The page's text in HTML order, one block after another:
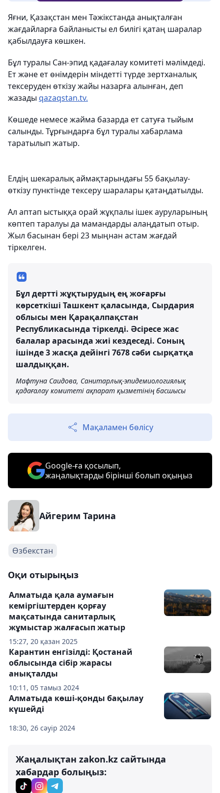
Яғни, Қазақстан мен Тәжікстанда анықталған
жағдайларға байланысты ел билігі қатаң шаралар
қабылдауға көшкен.
Бұл туралы Сан-эпид қадағалау комитеті мәлімдеді.
Ет және ет өнімдерін міндетті түрде зертханалық
тексеруден өткізу жайы назарға алынған, деп
жазады qazaqstan.tv.
Көшеде немесе жайма базарда ет сатуға тыйым
салынды. Тұрғындарға бұл туралы хабарлама
таратылып жатыр.
Елдің шекаралық аймақтарындағы 55 бақылау-
өткізу пунктінде тексеру шаралары қатаңдатылды.
Ал аптап ыстыққа орай жұқпалы ішек ауруларының
көптеп таралуы да мамандарды алаңдатып отыр.
Жыл басынан бері 23 мыңнан астам жағдай
тіркелген.
Бұл дертті жұқтырудың ең жоғарғы
көрсеткіші Ташкент қаласында, Сырдария
облысы мен Қарақалпақстан
Республикасында тіркелді. Әсіресе жас
балалар арасында жиі кездеседі. Соның
ішінде 3 жасқа дейінгі 7678 сәби сырқатқа
шалдыққан.
Мафтуна Саидова, Санитарлық-эпидемиологиялық
қадағалау комитеті ақпарат қызметінің басшысы
Мақаламен бөлісу
Google-ға қосылып,
жаңалықтарды бірінші болып оқыңыз
Айгерим Тарина
Өзбекстан
Оқи отырыңыз
15:27, 20 қазан 2025
Алматыда қала аумағын
кеміргіштерден қорғау
мақсатында санитарлық
жұмыстар жалғасып жатыр
10:11, 05 тамыз 2024
Карантин енгізілді: Қостанай
облысында сібір жарасы
анықталды
18:30, 26 сәуір 2024
Алматыда көші-қонды бақылау
күшейді
Жаңалықтан zakon.kz сайтында
хабардар болыңыз: